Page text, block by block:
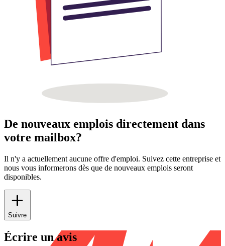
De nouveaux emplois directement dans
votre mailbox?
Il n'y a actuellement aucune offre d'emploi. Suivez cette entreprise et
nous vous informerons dès que de nouveaux emplois seront
disponibles.
Suivre
Écrire un avis